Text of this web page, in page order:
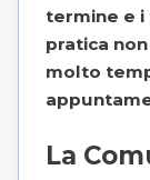
termine e
pratica
molto
La